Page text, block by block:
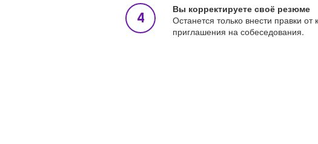
Вы корректируете своё резюме
Останется только внести правки
приглашения на собеседования.